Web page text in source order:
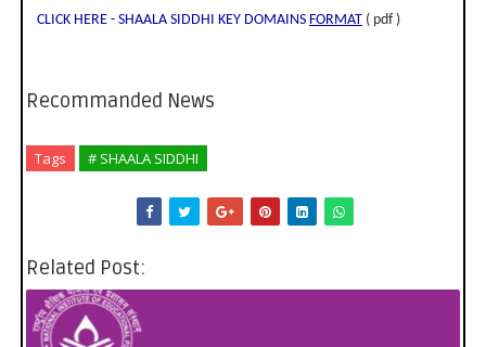
CLICK HERE - SHAALA SIDDHI KEY DOMAINS FORMAT( pdf )
Recommanded News
Tags # SHAALA SIDDHI
Related Post: